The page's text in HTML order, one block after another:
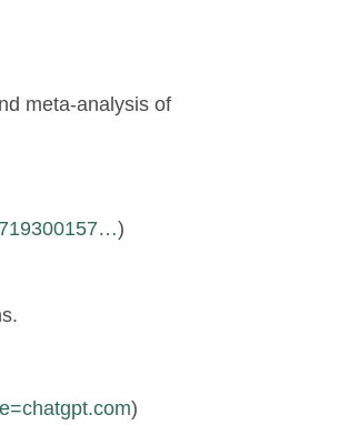
meta-analysis of
)
)